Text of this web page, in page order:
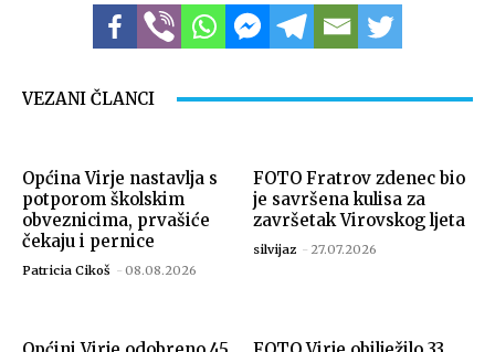
VEZANI ČLANCI
Općina Virje nastavlja s
potporom školskim
obveznicima, prvašiće
čekaju i pernice
Patricia Cikoš - 08.08.2026
FOTO Fratrov zdenec bio
je savršena kulisa za
završetak Virovskog ljeta
silvijaz - 27.07.2026